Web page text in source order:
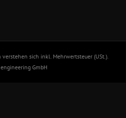
verstehen sich inkl. Mehrwertsteuer (USt.).
GmbH